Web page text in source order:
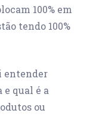
100% em
tendo 100%
entender
qual é a
ou